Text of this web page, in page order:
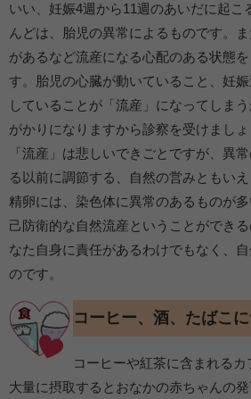
いい、妊娠4週から11週のあいだに起こ
んどは、胎児の異常によるものです。
があるなど流産になる心配のある状態
す。胎児の心臓が動いていること、妊
していることが「流産」になってしま
がかりになりますから診察を受けましょ
「流産」は悲しいできごとですが、異
る以前に調節する、自然の営みともい
精卵には、染色体に異常のあるものが
己防衛的な自然流産ということができ
なた自身に責任があるわけでもなく、
のです。
コーヒー、酒、たばこ
コーヒーや紅茶に含まれる
大量に摂取するとおなかの赤ちゃんの